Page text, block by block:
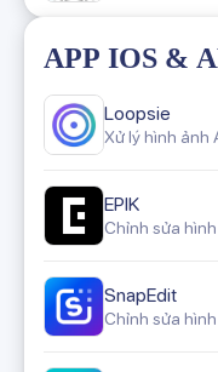
APP IOS &
Loopsie
Xử lý hình ảnh
EPIK
Chỉnh sửa
SnapEdit